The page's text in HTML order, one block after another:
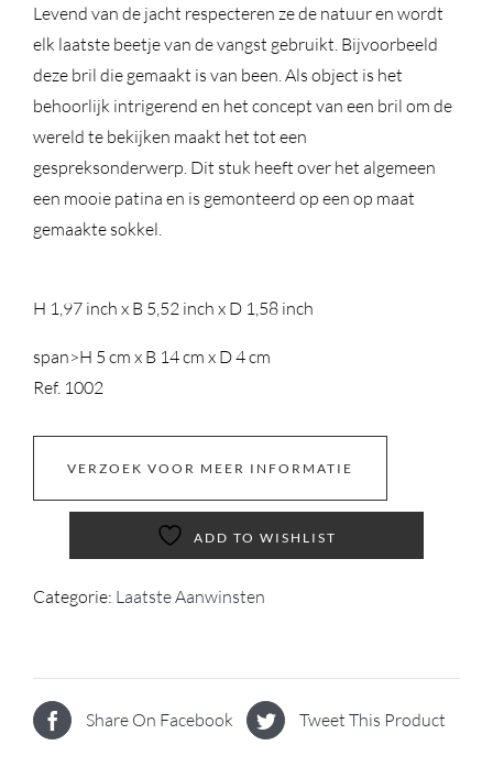
Levend van de jacht respecteren ze de natuur en wordt
elk laatste beetje van de vangst gebruikt. Bijvoorbeeld
deze bril die gemaakt is van been. Als object is het
behoorlijk intrigerend en het concept van een bril om de
wereld te bekijken maakt het tot een
gespreksonderwerp. Dit stuk heeft over het algemeen
een mooie patina en is gemonteerd op een op maat
gemaakte sokkel.
H 1,97 inch x B 5,52 inch x D 1,58 inch
span>H 5 cm x B 14 cm x D 4 cm
Ref. 1002
VERZOEK VOOR MEER INFORMATIE
ADD TO WISHLIST
Categorie: Laatste Aanwinsten
Share On Facebook Tweet This Product